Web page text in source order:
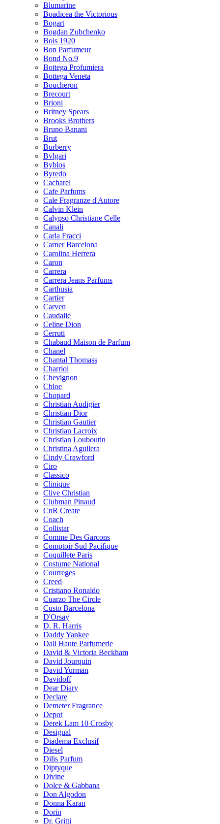
Blumarine
Boadicea the Victorious
Bogart
Bogdan Zubchenko
Bois 1920
Bon Parfumeur
Bond No.9
Bottega Profumiera
Bottega Veneta
Boucheron
Brecourt
Brioni
Britney Spears
Brooks Brothers
Bruno Banani
Brut
Burberry
Bvlgari
Byblos
Byredo
Cacharel
Cafe Parfums
Cale Fragranze d'Autore
Calvin Klein
Calypso Christiane Celle
Canali
Carla Fracci
Carner Barcelona
Carolina Herrera
Caron
Carrera
Carrera Jeans Parfums
Carthusia
Cartier
Carven
Caudalie
Celine Dion
Cerruti
Chabaud Maison de Parfum
Chanel
Chantal Thomass
Charriol
Chevignon
Chloe
Chopard
Christian Audigier
Christian Dior
Christian Gautier
Christian Lacroix
Christian Louboutin
Christina Aguilera
Cindy Crawford
Ciro
Classico
Clinique
Clive Christian
Clubman Pinaud
CnR Create
Coach
Collistar
Comme Des Garcons
Comptoir Sud Pacifique
Coquillete Paris
Costume National
Courreges
Creed
Cristiano Ronaldo
Cuarzo The Circle
Custo Barcelona
D'Orsay
D. R. Harris
Daddy Yankee
Dali Haute Parfumerie
David & Victoria Beckham
David Jourquin
David Yurman
Davidoff
Dear Diary
Declare
Demeter Fragrance
Depot
Derek Lam 10 Crosby
Desigual
Diadema Exclusif
Diesel
Dilis Parfum
Diptyque
Divine
Dolce & Gabbana
Don Algodon
Donna Karan
Dorin
Dr. Gritti